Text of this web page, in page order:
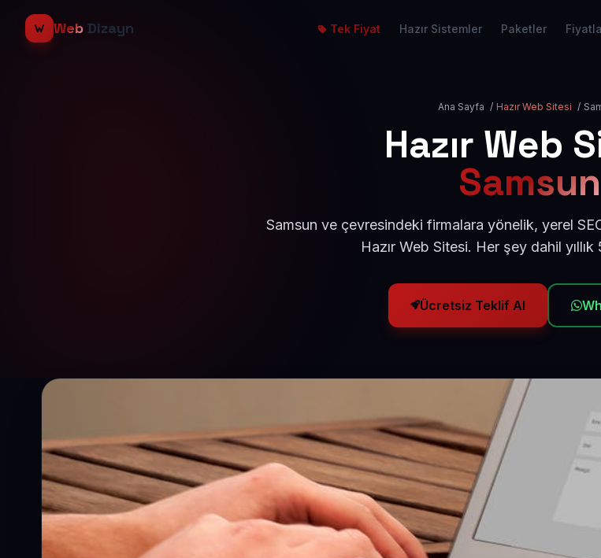
Web Dizayn Tek Fiyat Hazır Sistemler Paketler
Ana Sayfa / Hazır Web Sitesi /
Hazır Web
Samsun
Samsun ve çevresindeki firmalara yönelik, yerel
Hazır Web Sitesi. Her şey dahil
Ücretsiz Teklif Al